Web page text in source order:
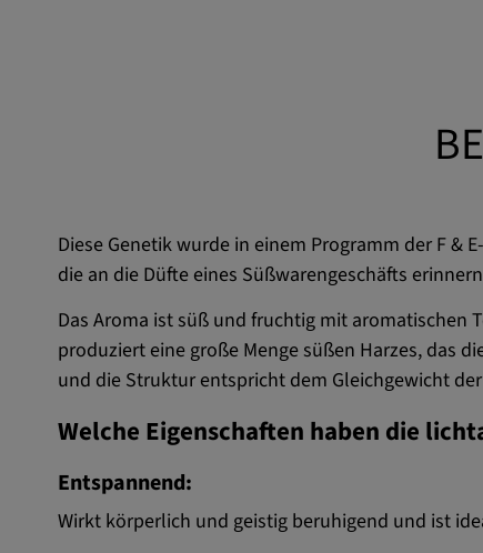
Diese Genetik wurde in einem Programm der F &
die an die Düfte eines Süßwarengeschäfts
Das Aroma ist süß und fruchtig mit aromatischen
produziert eine große Menge süßen Harzes, das
und die Struktur entspricht dem Gleichgewicht
Welche Eigenschaften haben die
Entspannend:
Wirkt körperlich und geistig beruhigend und ist